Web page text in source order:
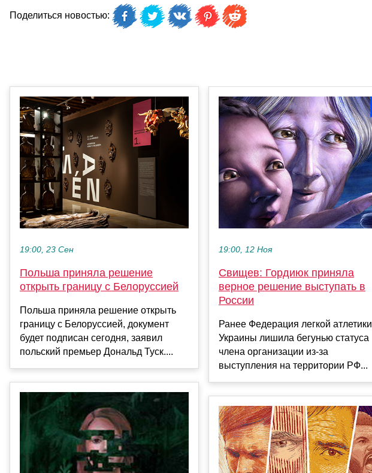
Поделиться новостью:
19:00, 23 Сен
Польша приняла решение
открыть границу с Белоруссией
Польша приняла решение открыть
границу с Белоруссией, документ
будет подписан сегодня, заявил
польский премьер Дональд Туск....
19:00, 12 Ноя
Свищев: Гордиюк приняла
верное решение выступать в
России
Ранее Федерация легкой атлетики
Украины лишила бегунью статуса
члена организации из-за
выступления на территории РФ...